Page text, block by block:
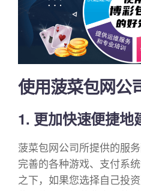
使用菠菜包网公
1. 更加快速便捷地
菠菜包网公司所提供的服
完善的各种游戏、支付系
之下，如果您选择自己投